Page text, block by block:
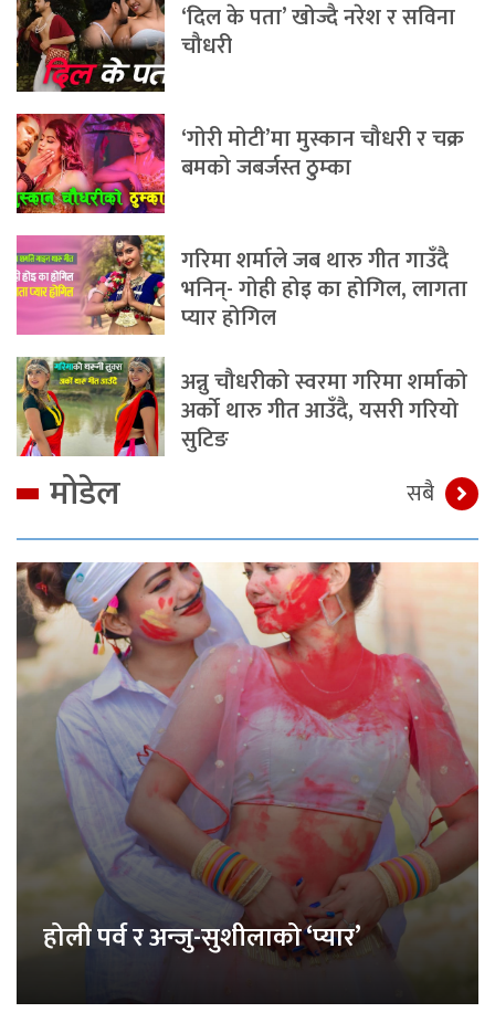
‘दिल के पता’ खोज्दै नरेश र सविना
चौधरी
‘गोरी मोटी’मा मुस्कान चौधरी र चक्र
बमको जबर्जस्त ठुम्का
गरिमा शर्माले जब थारु गीत गाउँदै
भनिन्- गोही होइ का होगिल, लागता
प्यार होगिल
अन्नु चौधरीको स्वरमा गरिमा शर्माको
अर्को थारु गीत आउँदै, यसरी गरियो
सुटिङ
मोडेल सबै
होली पर्व र अन्जु-सुशीलाको ‘प्यार’